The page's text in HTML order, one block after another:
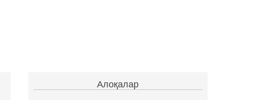
Алоқалар